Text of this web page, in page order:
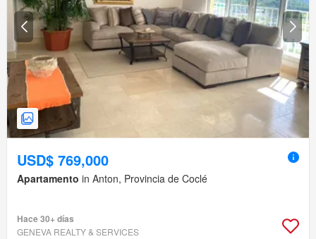
USD$ 769,000
Apartamento in Anton, Provincia de Coclé
Hace 30+ días
GENEVA REALTY & SERVICES